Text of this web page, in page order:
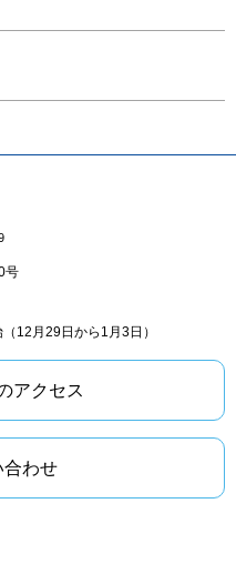
号
12月29日から1月3日）
アクセス
合わせ